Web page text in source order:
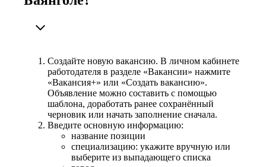
Создайте новую вакансию. В личном кабинете
работодателя в разделе «Вакансии» нажмите
«Вакансия+» или «Создать вакансию».
Объявление можно составить с помощью
шаблона, доработать ранее сохранённый
черновик или начать заполнение сначала.
Введите основную информацию:
название позиции
специализацию: укажите вручную или
выберите из выпадающего списка